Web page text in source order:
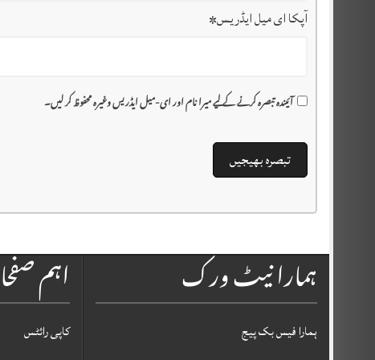
آپکا ای میل ایڈریس*
آئیندہ تبصرہ کرنے کے لیے میرا نام اور ای-میل ایڈریس وغیرہ محفوظ کر لیں۔
اہم
کاپی رائٹس
ہمارا نیٹ ورک
ہمارا فیس بک پیج